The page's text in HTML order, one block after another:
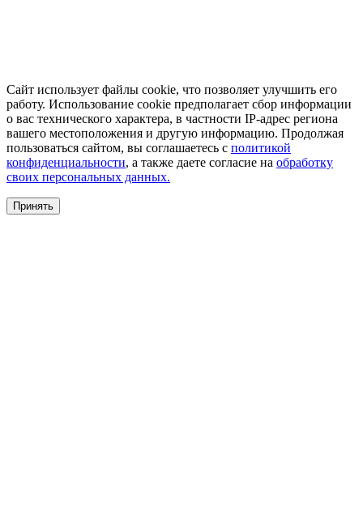
Сайт использует файлы cookie, что позволяет улучшить его
работу. Использование cookie предполагает сбор информации
о вас технического характера, в частности IP-адрес региона
вашего местоположения и другую информацию. Продолжая
пользоваться сайтом, вы соглашаетесь с политикой
конфиденциальности, а также даете согласие на обработку
своих персональных данных.
Принять